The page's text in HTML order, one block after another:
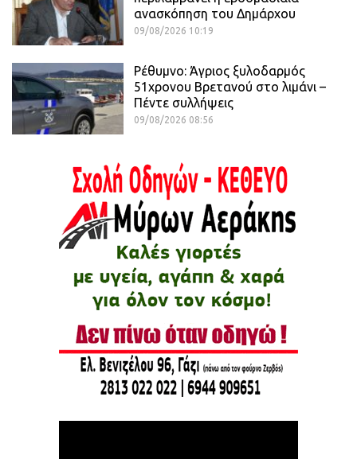
ανασκόπηση του Δημάρχου
09/08/2026 10:19
Ρέθυμνο: Άγριος ξυλοδαρμός
51χρονου Βρετανού στο λιμάνι –
Πέντε συλλήψεις
09/08/2026 08:56